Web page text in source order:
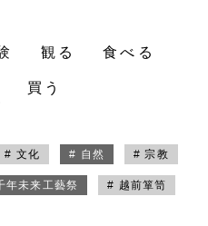
観る 食べる
買う
# 文化 # 自然 # 宗教
年未来工藝祭 # 越前箪笥